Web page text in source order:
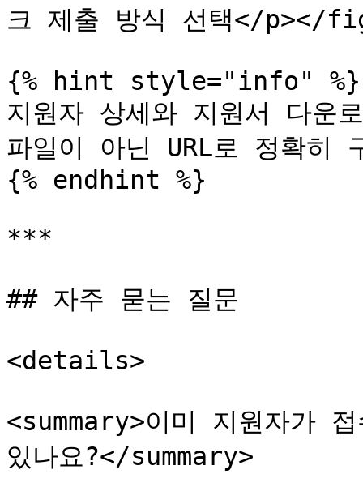
크 제출 방식 선택</
{% hint style="info" %}
지원자 상세와 지원서 다운
파일이 아닌 URL로 정확히
{% endhint %}
***
## 자주 묻는 질문
<details>
<summary>이미 지원자가
있나요?</summary>